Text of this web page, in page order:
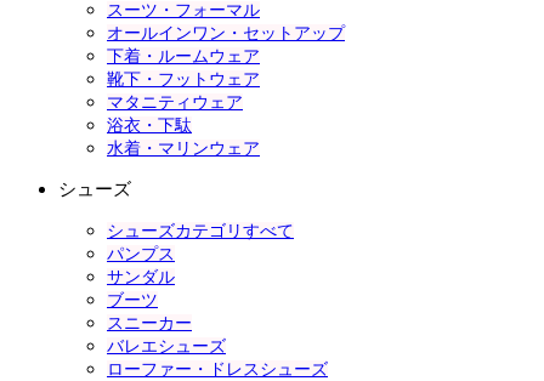
スーツ・フォーマル
オールインワン・セットアップ
下着・ルームウェア
靴下・フットウェア
マタニティウェア
浴衣・下駄
水着・マリンウェア
シューズ
シューズカテゴリすべて
パンプス
サンダル
ブーツ
スニーカー
バレエシューズ
ローファー・ドレスシューズ